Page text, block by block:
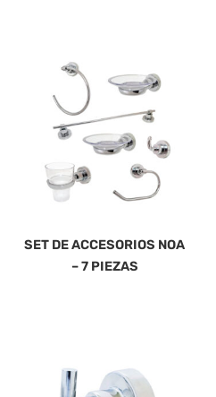
SET DE ACCESORIOS NOA
– 7 PIEZAS